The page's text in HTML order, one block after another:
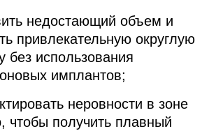
недостающий объем и
привлекательную округлую
без использования
имплантов;
неровности в зоне
чтобы получить плавный